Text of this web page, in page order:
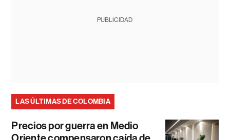
PUBLICIDAD
LAS ÚLTIMAS DE COLOMBIA
Precios por guerra en Medio